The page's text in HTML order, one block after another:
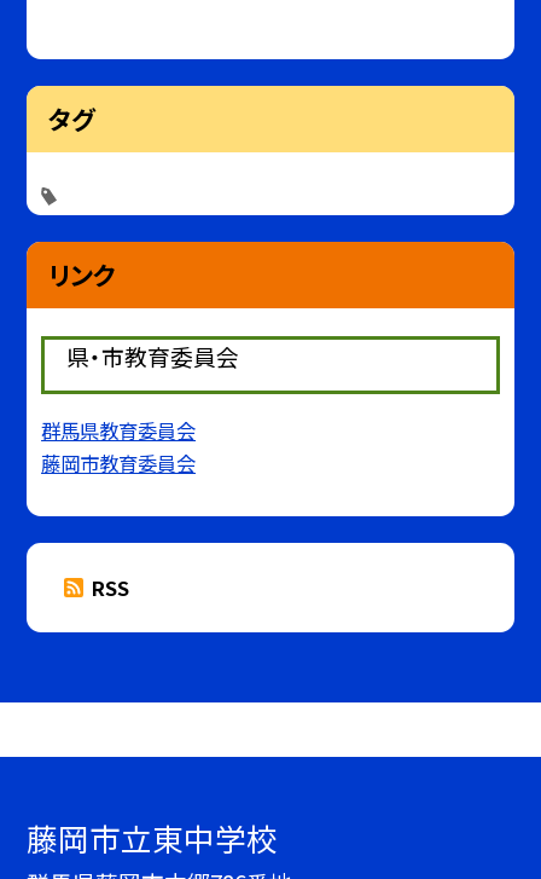
タグ
リンク
県・市教育委員会
群馬県教育委員会
藤岡市教育委員会
RSS
藤岡市立東中学校